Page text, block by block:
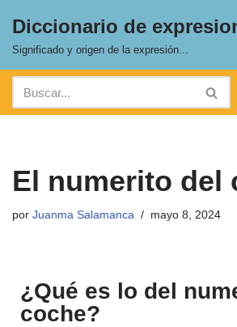
Saltar
contenido
Diccionario de
Significado y origen de la expresión...
El numerito del
por Juanma Salamanca mayo 8, 2024
¿Qué es lo del
coche?